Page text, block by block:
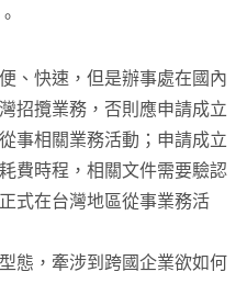
、快速，但是辦事處在國內
招攬業務，否則應申請成立
事相關業務活動；申請成立
費時程，相關文件需要驗認
式在台灣地區從事業務活
態，牽涉到跨國企業欲如何